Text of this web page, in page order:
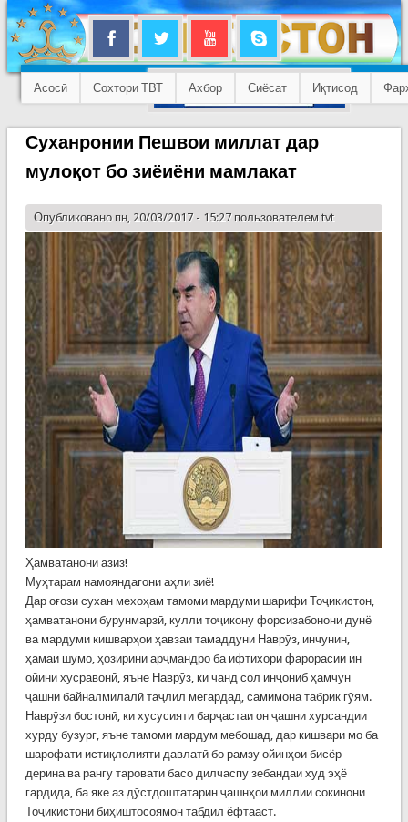
Асосӣ Сохтори ТВТ Ахбор Сиёсат Иқтисод
Суханронии Пешвои миллат дар
мулоқот бо зиёиёни мамлакат
Опубликовано пн, 20/03/2017 - 15:27 пользователем tvt
Ҳамватанони азиз!
Муҳтарам намояндагони аҳли зиё!
Дар оғози сухан мехоҳам тамоми мардуми шарифи Тоҷикистон,
ҳамватанони бурунмарзӣ, кулли тоҷикону форсизабонони дунё
ва мардуми кишварҳои ҳавзаи тамаддуни Наврӯз, инчунин,
ҳамаи шумо, ҳозирини арҷмандро ба ифтихори фарорасии ин
ойини хусравонӣ, яъне Наврӯз, ки чанд сол инҷониб ҳамчун
ҷашни байналмилалӣ таҷлил мегардад, самимона табрик гӯям.
Наврӯзи бостонӣ, ки хусусияти барҷастаи он ҷашни хурсандии
хурду бузург, яъне тамоми мардум мебошад, дар кишвари мо ба
шарофати истиқлолияти давлатӣ бо рамзу ойинҳои бисёр
дерина ва рангу таровати басо дилчаспу зебандаи худ эҳё
гардида, ба яке аз дӯстдоштатарин ҷашнҳои миллии сокинони
Тоҷикистони биҳиштосоямон табдил ёфтааст.